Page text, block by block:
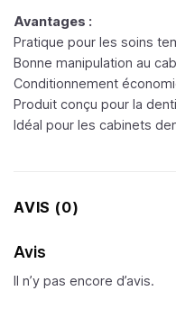
Avantages :
Pratique pour les soins
Bonne manipulation au
Conditionnement
Produit conçu pour la
Idéal pour les cabinets
AVIS (0)
Avis
Il n’y pas encore d’avis.